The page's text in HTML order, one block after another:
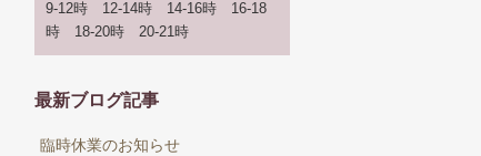
9-12時 12-14時 14-16時 16-18
時 18-20時 20-21時
最新ブログ記事
臨時休業のお知らせ